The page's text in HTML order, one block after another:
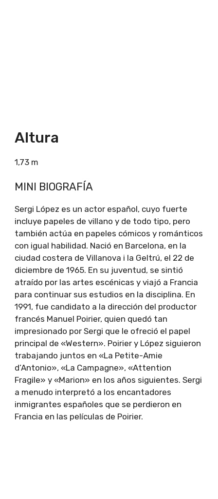
Altura
1,73 m
MINI BIOGRAFÍA
Sergi López es un actor español, cuyo fuerte
incluye papeles de villano y de todo tipo, pero
también actúa en papeles cómicos y románticos
con igual habilidad. Nació en Barcelona, ​​en la
ciudad costera de Villanova i la Geltrú, el 22 de
diciembre de 1965. En su juventud, se sintió
atraído por las artes escénicas y viajó a Francia
para continuar sus estudios en la disciplina. En
1991, fue candidato a la dirección del productor
francés Manuel Poirier, quien quedó tan
impresionado por Sergi que le ofreció el papel
principal de «Western». Poirier y López siguieron
trabajando juntos en «La Petite-Amie
d’Antonio», «La Campagne», «Attention
Fragile» y «Marion» en los años siguientes. Sergi
a menudo interpretó a los encantadores
inmigrantes españoles que se perdieron en
Francia en las películas de Poirier.